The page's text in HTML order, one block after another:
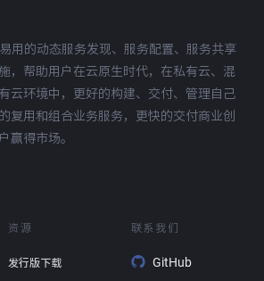
用的动态服务发现、服务配置、服务共享
，帮助用户在云原生时代，在私有云、混
云环境中，更好的构建、交付、管理自己
复用和组合业务服务，更快的交付商业创
赢得市场。
资源
发行版下载
联系我们
GitHub